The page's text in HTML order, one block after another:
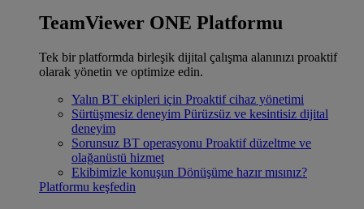
TeamViewer ONE Platformu
Tek bir platformda birleşik dijital çalışma alanınızı proaktif
olarak yönetin ve optimize edin.
Yalın BT ekipleri için Proaktif cihaz yönetimi
Sürtüşmesiz deneyim Pürüzsüz ve kesintisiz dijital
deneyim
Sorunsuz BT operasyonu Proaktif düzeltme ve
olağanüstü hizmet
Ekibimizle konuşun Dönüşüme hazır mısınız?
Platformu keşfedin